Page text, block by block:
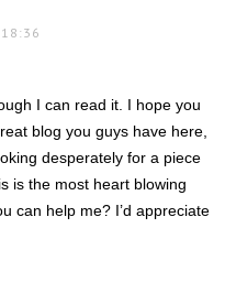
I can read it. I hope you
blog you guys have here,
desperately for a piece
is the most heart blowing
can help me? I’d appreciate